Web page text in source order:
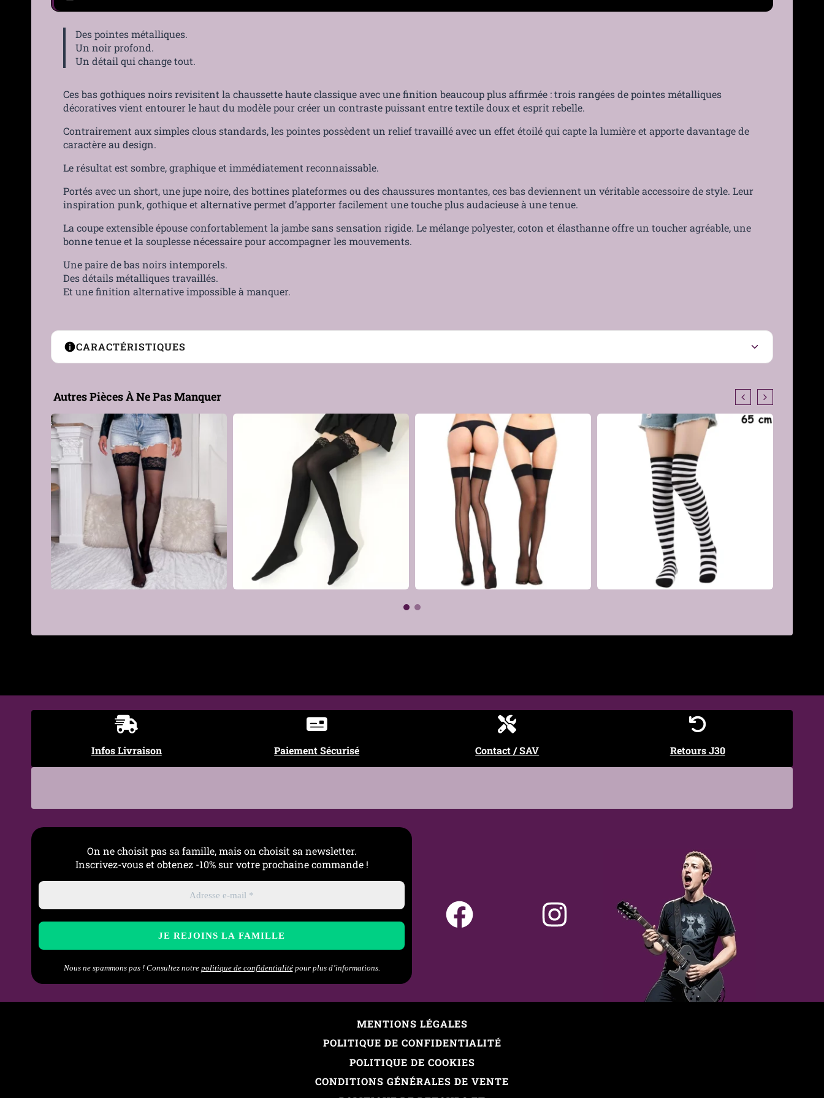
Des pointes métalliques.
Un noir profond.
Un détail qui change tout.
Ces bas gothiques noirs revisitent la chaussette haute classique avec une finition beaucoup plus affirmée : trois rangées de pointes métalliques
décoratives vient entourer le haut du modèle pour créer un contraste puissant entre textile doux et esprit rebelle.
Contrairement aux simples clous standards, les pointes possèdent un relief travaillé avec un effet étoilé qui capte la lumière et apporte davantage de
caractère au design.
Le résultat est sombre, graphique et immédiatement reconnaissable.
Portés avec un short, une jupe noire, des bottines plateformes ou des chaussures montantes, ces bas deviennent un véritable accessoire de style. Leur
inspiration punk, gothique et alternative permet d’apporter facilement une touche plus audacieuse à une tenue.
La coupe extensible épouse confortablement la jambe sans sensation rigide. Le mélange polyester, coton et élasthanne offre un toucher agréable, une
bonne tenue et la souplesse nécessaire pour accompagner les mouvements.
Une paire de bas noirs intemporels.
Des détails métalliques travaillés.
Et une finition alternative impossible à manquer.
CARACTÉRISTIQUES
Femme
Matière Coton, Élasthanne, Polyester
Composition
80% polyester, 15% coton, 5% élasthanne
Couleur Noir
Taille Unique (36 à 42)
Hauteur Montants / au-dessus du genou
Style Gothique, Punk, Rock, Alternatif, Grunge
Autres Pièces À Ne Pas Manquer
€
Infos Livraison Paiement Sécurisé Contact / SAV Retours J30
On ne choisit pas sa famille, mais on choisit sa newsletter.
Inscrivez-vous et obtenez -10% sur votre prochaine commande !
Nous ne spammons pas ! Consultez notre politique de confidentialitépour plus d’informations.
MENTIONS LÉGALES
POLITIQUE DE CONFIDENTIALITÉ
POLITIQUE DE COOKIES
CONDITIONS GÉNÉRALES DE VENTE